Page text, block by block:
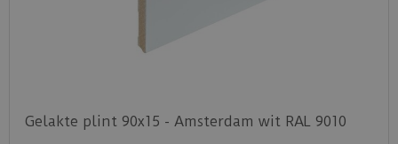
Gelakte plint 90x15 - Amsterdam wit RAL 9010